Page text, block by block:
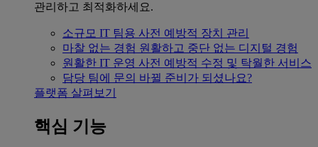
관리하고 최적화하세요.
소규모 IT 팀용 사전 예방적 장치 관리
마찰 없는 경험 원활하고 중단 없는 디지털 경험
원활한 IT 운영 사전 예방적 수정 및 탁월한 서비스
담당 팀에 문의 바뀔 준비가 되셨나요?
플랫폼 살펴보기
핵심 기능